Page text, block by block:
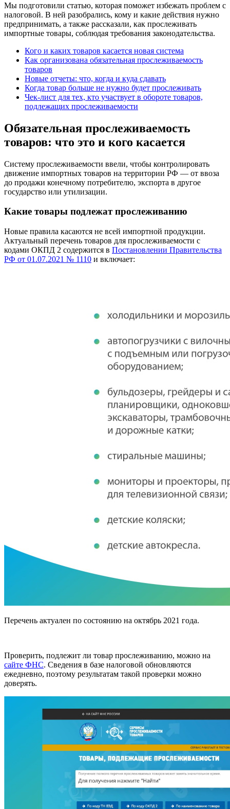
Мы подготовили статью, которая поможет избежать проблем с
налоговой. В ней разобрались, кому и какие действия нужно
предпринимать, а также рассказали, как прослеживать
импортные товары, соблюдая требования законодательства.
Кого и каких товаров касается новая система
Как организована обязательная прослеживаемость
товаров
Новые отчеты: что, когда и куда сдавать
Когда товар больше не нужно будет прослеживать
Чек-лист для тех, кто участвует в обороте товаров,
подлежащих прослеживаемости
Обязательная прослеживаемость
товаров: что это и кого касается
Систему прослеживаемости ввели, чтобы контролировать
движение импортных товаров на территории РФ — от ввоза
до продажи конечному потребителю, экспорта в другое
государство или утилизации.
Какие товары подлежат прослеживанию
Новые правила касаются не всей импортной продукции.
Актуальный перечень товаров для прослеживаемости с
кодами ОКПД 2 содержится в Постановлении Правительства
РФ от 01.07.2021 № 1110 и включает:
Перечень актуален по состоянию на октябрь 2021 года.
Проверить, подлежит ли товар прослеживанию, можно на
сайте ФНС. Сведения в базе налоговой обновляются
ежедневно, поэтому результатам такой проверки можно
доверять.